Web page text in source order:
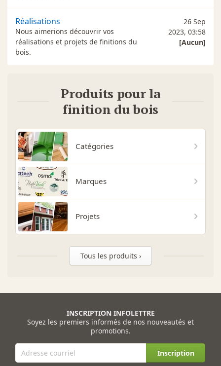
Réalisations
Nous aimerions découvrir vos
réalisations et projets de finitions du
bois.
26 Sep
2023, 03:58
[Aucun]
Produits pour la
finition du bois
Catégories
Marques
Projets
Tous les produits ›
INSCRIPTION INFOLETTRE
Soyez les premiers informés de nos nouveautés et
promotions.
Inscription